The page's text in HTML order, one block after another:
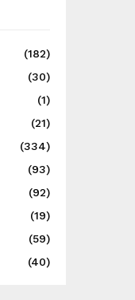
(182)
(30)
(1)
(21)
(334)
(93)
(92)
(19)
(59)
(40)